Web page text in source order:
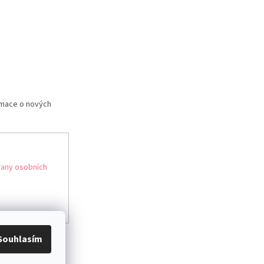
o nových
osobních